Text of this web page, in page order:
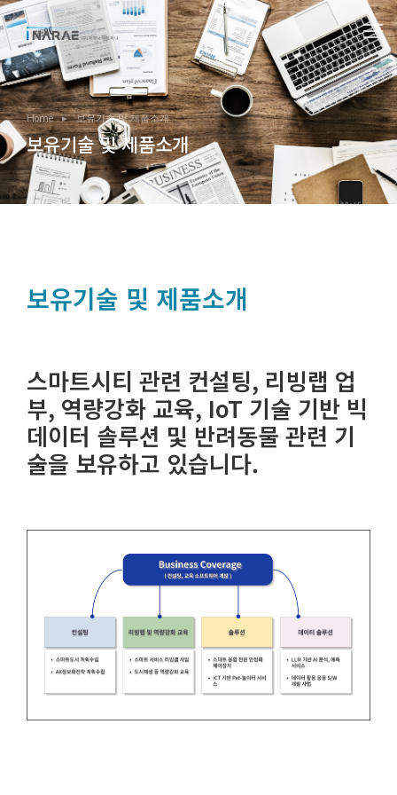
You are here:
Home 보유기술 및 제품소개
보유기술 및 제품소개
보유기술 및 제품소개
스마트시티 관련 컨설팅, 리빙랩 업
부, 역량강화 교육, IoT 기술 기반 빅
데이터 솔루션 및 반려동물 관련 기
술을 보유하고 있습니다.